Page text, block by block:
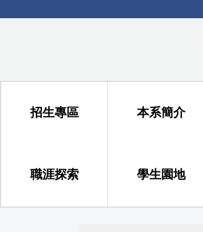
招生專區 本系簡介
職涯探索 學生園地